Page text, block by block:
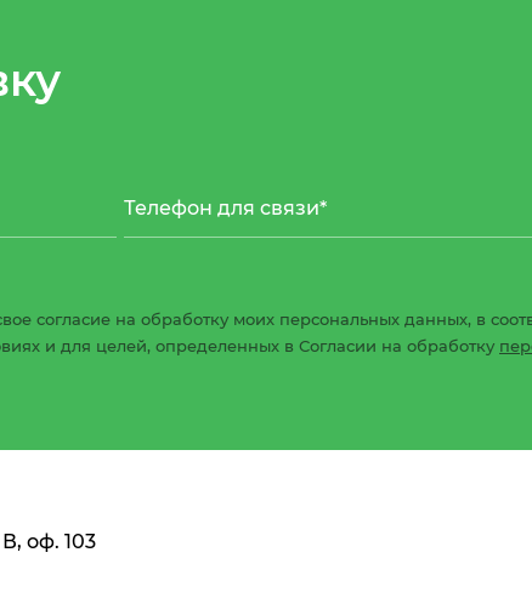
согласие на обработку моих персональных данных, в
и для целей, определенных в Согласии на обработку
оф. 103